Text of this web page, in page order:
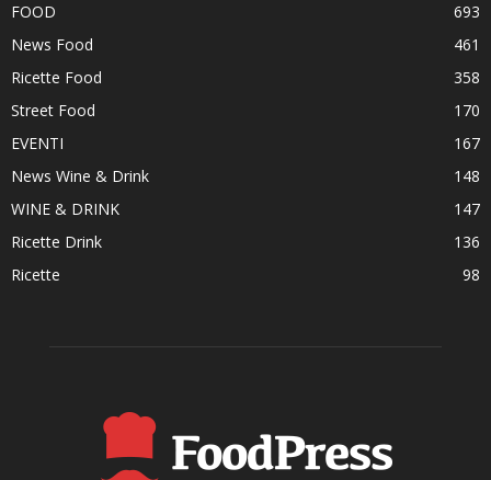
FOOD
693
News Food
461
Ricette Food
358
Street Food
170
EVENTI
167
News Wine & Drink
148
WINE & DRINK
147
Ricette Drink
136
Ricette
98